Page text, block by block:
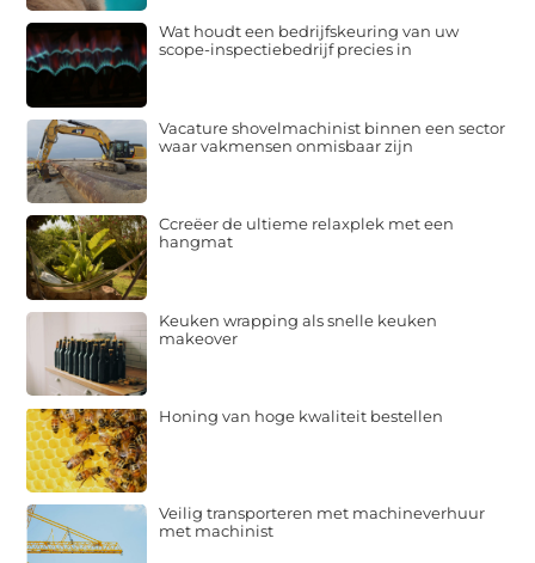
Wat houdt een bedrijfskeuring van uw
scope-inspectiebedrijf precies in
Vacature shovelmachinist binnen een sector
waar vakmensen onmisbaar zijn
Ccreëer de ultieme relaxplek met een
hangmat
Keuken wrapping als snelle keuken
makeover
Honing van hoge kwaliteit bestellen
Veilig transporteren met machineverhuur
met machinist